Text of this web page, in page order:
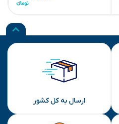
ارسال به کل کشور